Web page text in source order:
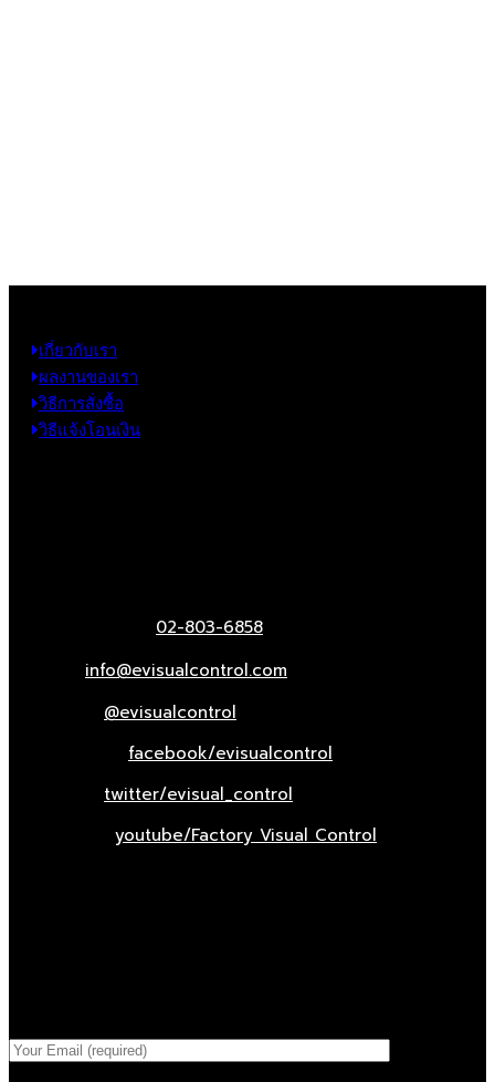
เกี่ยวกับเรา
ผลงานของเรา
วิธีการสั่งซื้อ
วิธีแจ้งโอนเงิน
02-803-6858
info@evisualcontrol.com
@evisualcontrol
facebook/evisualcontrol
twitter/evisual_control
youtube/Factory Visual Control